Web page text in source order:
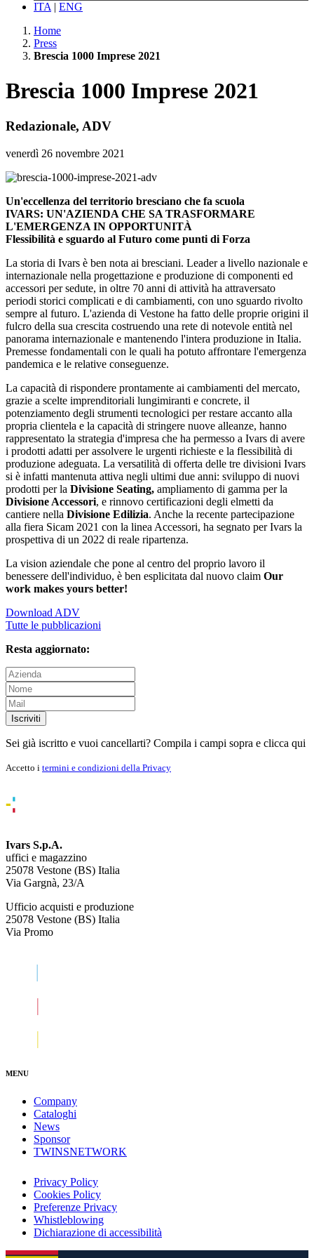
ITA | ENG
Home
Press
Brescia 1000 Imprese 2021
Brescia 1000 Imprese 2021
Redazionale, ADV
venerdì 26 novembre 2021
Un'eccellenza del territorio bresciano che fa scuola
IVARS: UN'AZIENDA CHE SA TRASFORMARE
L'EMERGENZA IN OPPORTUNITÀ
Flessibilità e sguardo al Futuro come punti di Forza
La storia di Ivars è ben nota ai bresciani. Leader a livello nazionale e
internazionale nella progettazione e produzione di componenti ed
accessori per sedute, in oltre 70 anni di attività ha attraversato
periodi storici complicati e di cambiamenti, con uno sguardo rivolto
sempre al futuro. L'azienda di Vestone ha fatto delle proprie origini il
fulcro della sua crescita costruendo una rete di notevole entità nel
panorama internazionale e mantenendo l'intera produzione in Italia.
Premesse fondamentali con le quali ha potuto affrontare l'emergenza
pandemica e le relative conseguenze.
La capacità di rispondere prontamente ai cambiamenti del mercato,
grazie a scelte imprenditoriali lungimiranti e concrete, il
potenziamento degli strumenti tecnologici per restare accanto alla
propria clientela e la capacità di stringere nuove alleanze, hanno
rappresentato la strategia d'impresa che ha permesso a Ivars di avere
i prodotti adatti per assolvere le urgenti richieste e la flessibilità di
produzione adeguata. La versatilità di offerta delle tre divisioni Ivars
si è infatti mantenuta attiva negli ultimi due anni: sviluppo di nuovi
prodotti per la Divisione Seating, ampliamento di gamma per la
Divisione Accessori, e rinnovo certificazioni degli elmetti da
cantiere nella Divisione Edilizia. Anche la recente partecipazione
alla fiera Sicam 2021 con la linea Accessori, ha segnato per Ivars la
prospettiva di un 2022 di reale ripartenza.
La vision aziendale che pone al centro del proprio lavoro il
benessere dell'individuo, è ben esplicitata dal nuovo claim Our
work makes yours better!
Download ADV
Tutte le pubblicazioni
Resta aggiornato:
Iscriviti
Sei già iscritto e vuoi cancellarti? Compila i campi sopra e clicca qui
Accetto i termini e condizioni della Privacy
Ivars S.p.A.
uffici e magazzino
25078 Vestone (BS) Italia
Via Gargnà, 23/A
Ufficio acquisti e produzione
25078 Vestone (BS) Italia
Via Promo
MENU
Company
Cataloghi
News
Sponsor
TWINSNETWORK
Privacy Policy
Cookies Policy
Preferenze Privacy
Whistleblowing
Dichiarazione di accessibilità